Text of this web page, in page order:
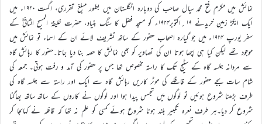
نمائش میں مکرم فتح محمد سیال صاحب کی دوبارہ انگلستان میں بطور مبلغ تقرری، اگست ۱۹۲۰ء میں
ایک ایکڑ زمین خریدنے ۱۹؍اکتوبر۱۹۲۴ء کو مسجد فضل کا سنگ بنیاد، حضرت خلیفۃ المسیح الثانیؓ کے
سفر یورپ ۱۹۲۴ء میں جو گیارہ اصحاب حضور کے ساتھ تشریف لائے ان کے اسماء تو نمائش میں
موجود تھے لیکن کیا ہی اچھا ہوتا ان کی تصاویر کو بھی نمائش کا حصہ بنا دیا جاتا۔حضور کا رہائش گاہ
سے مردانہ جلسہ گاہ کے سٹیج تک کا راستہ مخصوص تھا جس پر حضور کی آمد و رفت ہوتی۔ جمعہ کی
شام سات بجے حضور کے قافلے کی موٹر کاریں رہائش گاہ سے ایک اور راستہ سے جلسہ گاہ کی
طرف بڑھنا شروع ہوئیں تو لوگوں میں تجسس پیدا ہوا اور لوگوں نے کاروں کے ساتھ ساتھ بھاگنا
شروع کر دیا۔ہر طرف نعرہ تکبیر بلند ہونا شروع ہوئے کسی کو علم نہ تھا کہ قافلہ نے کہاںجا کر